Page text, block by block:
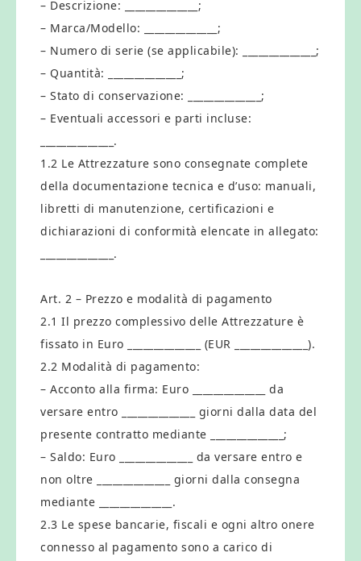
– Descrizione: ______________;
– Marca/Modello: ______________;
– Numero di serie (se applicabile): ______________;
– Quantità: ______________;
– Stato di conservazione: ______________;
– Eventuali accessori e parti incluse:
______________.
1.2 Le Attrezzature sono consegnate complete
della documentazione tecnica e d’uso: manuali,
libretti di manutenzione, certificazioni e
dichiarazioni di conformità elencate in allegato:
______________.
Art. 2 – Prezzo e modalità di pagamento
2.1 Il prezzo complessivo delle Attrezzature è
fissato in Euro ______________ (EUR ______________).
2.2 Modalità di pagamento:
– Acconto alla firma: Euro ______________ da
versare entro ______________ giorni dalla data del
presente contratto mediante ______________;
– Saldo: Euro ______________ da versare entro e
non oltre ______________ giorni dalla consegna
mediante ______________.
2.3 Le spese bancarie, fiscali e ogni altro onere
connesso al pagamento sono a carico di